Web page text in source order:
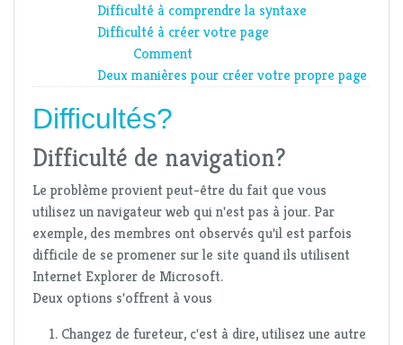
Difficulté à comprendre la syntaxe
Difficulté à créer votre page
Comment
Deux manières pour créer votre propre page
Difficultés?
Difficulté de navigation?
Le problème provient peut-être du fait que vous
utilisez un navigateur web qui n'est pas à jour. Par
exemple, des membres ont observés qu'il est parfois
difficile de se promener sur le site quand ils utilisent
Internet Explorer de Microsoft.
Deux options s'offrent à vous
Changez de fureteur, c'est à dire, utilisez une autre